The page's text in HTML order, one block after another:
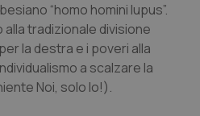
“homo homini lupus”.
tradizionale divisione
la destra e i poveri alla
a scalzare la
Noi, solo Io!).